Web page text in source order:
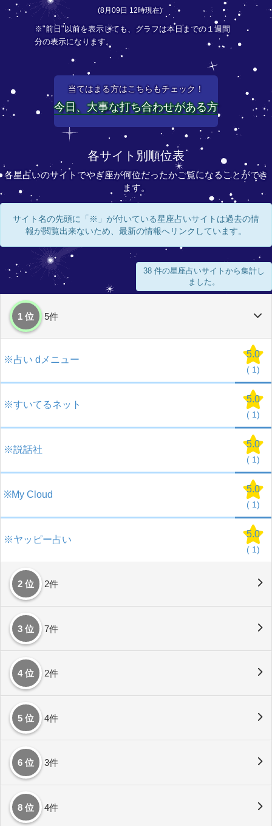
(8月09日 12時現在)
※"前日"以前を表示しても、グラフは本日までの１週間
分の表示になります。
当てはまる方はこちらもチェック！
今日、大事な打ち合わせがある方
各サイト別順位表
各星占いのサイトでやぎ座が何位だったかご覧になることができ
ます。
サイト名の先頭に「※」が付いている星座占いサイトは過去の情
報が閲覧出来ないため、最新の情報へリンクしています。
38 件の星座占いサイトから集計し
ました。
1 位 5件
※占い dメニュー
5.0
( 1)
※すいてるネット
5.0
( 1)
※説話社
5.0
( 1)
※My Cloud
5.0
( 1)
※ヤッピー占い
5.0
( 1)
2 位 2件
3 位 7件
4 位 2件
5 位 4件
6 位 3件
8 位 4件